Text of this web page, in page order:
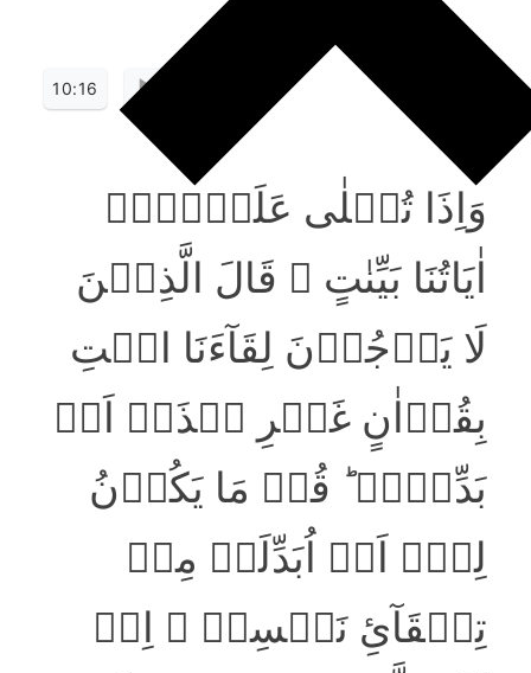
10:16
وَاِذَا تُتۡلٰی عَلَیۡہِمۡ
اٰیَاتُنَا بَیِّنٰتٍ ۙ قَالَ الَّذِیۡنَ
لَا یَرۡجُوۡنَ لِقَآءَنَا ائۡتِ
بِقُرۡاٰنٍ غَیۡرِ ہٰذَاۤ اَوۡ
بَدِّلۡہُ ؕ قُلۡ مَا یَکُوۡنُ
لِیۡۤ اَنۡ اُبَدِّلَہٗ مِنۡ
تِلۡقَآیِٔ نَفۡسِیۡ ۚ اِنۡ